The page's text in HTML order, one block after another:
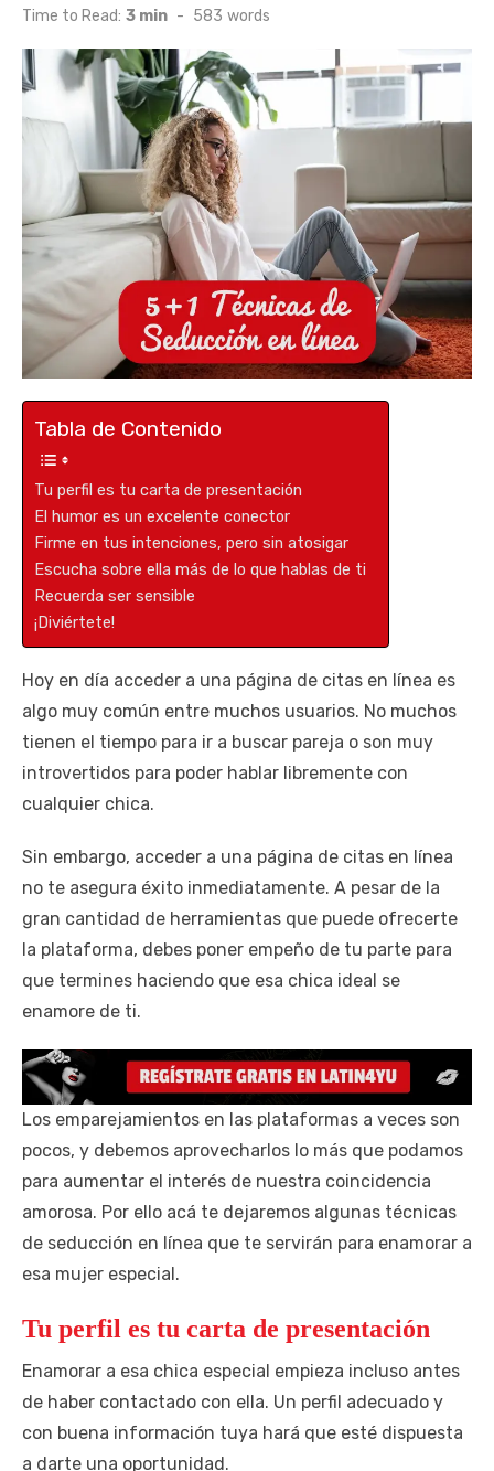
on
Time to Read: 3 min - 583 words
Tabla de Contenido
Tu perfil es tu carta de presentación
El humor es un excelente conector
Firme en tus intenciones, pero sin atosigar
Escucha sobre ella más de lo que hablas de ti
Recuerda ser sensible
¡Diviértete!
Hoy en día acceder a una página de citas en línea es
algo muy común entre muchos usuarios. No muchos
tienen el tiempo para ir a buscar pareja o son muy
introvertidos para poder hablar libremente con
cualquier chica.
Sin embargo, acceder a una página de citas en línea
no te asegura éxito inmediatamente. A pesar de la
gran cantidad de herramientas que puede ofrecerte
la plataforma, debes poner empeño de tu parte para
que termines haciendo que esa chica ideal se
enamore de ti.
Los emparejamientos en las plataformas a veces son
pocos, y debemos aprovecharlos lo más que podamos
para aumentar el interés de nuestra coincidencia
amorosa. Por ello acá te dejaremos algunas técnicas
de seducción en línea que te servirán para enamorar a
esa mujer especial.
Tu perfil es tu carta de presentación
Enamorar a esa chica especial empieza incluso antes
de haber contactado con ella. Un perfil adecuado y
con buena información tuya hará que esté dispuesta
a darte una oportunidad.